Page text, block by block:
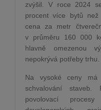
zvýšil. V roce 2024
procent více bytů
cena za metr
v průměru 160 000
hlavně omezenou
nepokrývá potřeby trhu.
Na vysoké ceny má
schvalování staveb.
povolovací